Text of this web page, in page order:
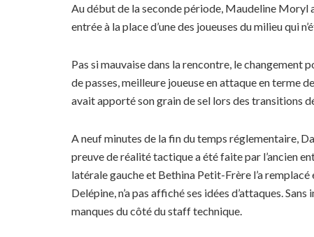
Au début de la seconde période, Maudeline Moryl
entrée à la place d’une des joueuses du milieu qui
Pas si mauvaise dans la rencontre, le changement
de passes, meilleure joueuse en attaque en terme
avait apporté son grain de sel lors des transitions
A neuf minutes de la fin du temps réglementaire,
preuve de réalité tactique a été faite par l’ancien
latérale gauche et Bethina Petit-Frère l’a remplacé
Delépine, n’a pas affiché ses idées d’attaques.
manques du côté du staff technique.